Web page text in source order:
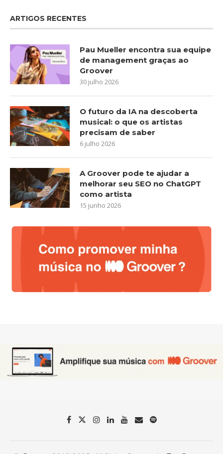
ARTIGOS RECENTES
Pau Mueller encontra sua equipe
de management graças ao
Groover
30 julho 2026
O futuro da IA na descoberta
musical: o que os artistas
precisam de saber
6 julho 2026
A Groover pode te ajudar a
melhorar seu SEO no ChatGPT
como artista
15 junho 2026